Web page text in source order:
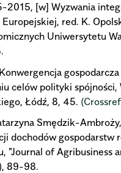
2015, [w] Wyzwania
red. K.
Uniwersytetu
celów polityki
Łódź, 8, 45.
Smędzik-
dochodów gospodarstw
"Journal of Agribusiness
89-98.